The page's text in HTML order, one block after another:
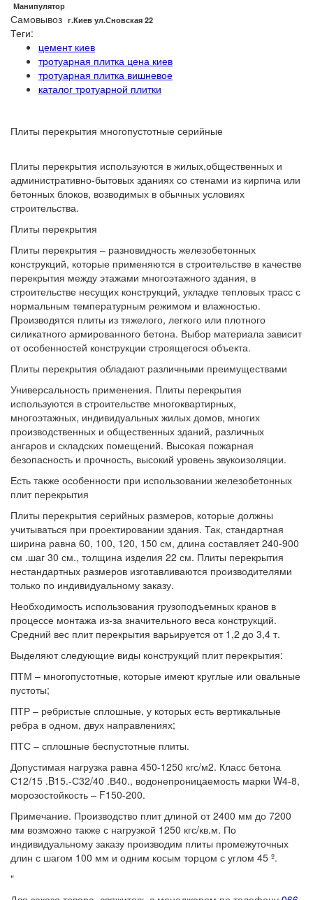
Манипулятор
Самовывоз г.Киев ул.Сновская 22
Теги:
цемент киев
тротуарная плитка цена киев
тротуарная плитка вишневое
каталог тротуарной плитки
Плиты перекрытия многопустотные серийные
Плиты перекрытия используются в жилых,общественных и
административно-бытовых зданиях со стенами из кирпича или
бетонных блоков, возводимых в обычных условиях
строительства.
Плиты перекрытия
Плиты перекрытия – разновидность железобетонных
конструкций, которые применяются в строительстве в качестве
перекрытия между этажами многоэтажного здания, в
строительстве несущих конструкций, укладке тепловых трасс с
нормальным температурным режимом и влажностью.
Производятся плиты из тяжелого, легкого или плотного
силикатного армированного бетона. Выбор материала зависит
от особенностей конструкции строящегося объекта.
Плиты перекрытия обладают различными преимуществами
Универсальность применения. Плиты перекрытия
используются в строительстве многоквартирных,
многоэтажных, индивидуальных жилых домов, многих
производственных и общественных зданий, различных
ангаров и складских помещений. Высокая пожарная
безопасность и прочность, высокий уровень звукоизоляции.
Есть также особенности при использовании железобетонных
плит перекрытия
Плиты перекрытия серийных размеров, которые должны
учитываться при проектировании здания. Так, стандартная
ширина равна 60, 100, 120, 150 см, длина составляет 240-900
см .шаг 30 см., толщина изделия 22 см. Плиты перекрытия
нестандартных размеров изготавливаются производителями
только по индивидуальному заказу.
Необходимость использования грузоподъемных кранов в
процессе монтажа из-за значительного веса конструкций.
Средний вес плит перекрытия варьируется от 1,2 до 3,4 т.
Выделяют следующие виды конструкций плит перекрытия:
ПТМ – многопустотные, которые имеют круглые или овальные
пустоты;
ПТР – ребристые сплошные, у которых есть вертикальные
ребра в одном, двух направлениях;
ПТС ­– сплошные беспустотные плиты.
Допустимая нагрузка равна 450-1250 кгс/м2. Класс бетона
С12/15 .B15.-С32/40 .В40., водонепроницаемость марки W4-8,
морозостойкость – F150-200.
Примечание. Производство плит длиной от 2400 мм до 7200
мм возможно также с нагрузкой 1250 кгс/кв.м. По
индивидуальному заказу производим плиты промежуточных
длин с шагом 100 мм и одним косым торцом с углом 45 º.
"